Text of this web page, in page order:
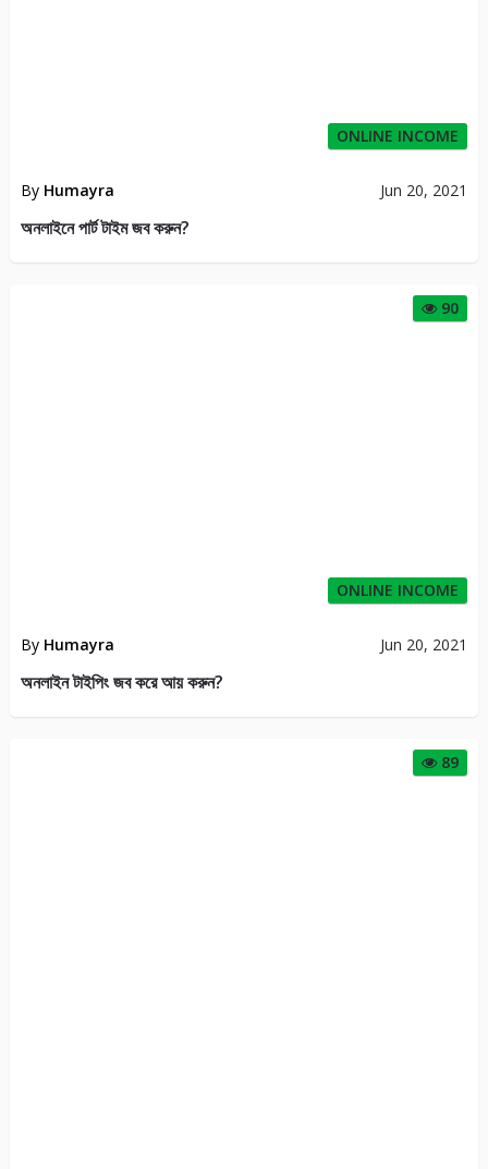
ONLINE INCOME
By Humayra Jun 20, 2021
অনলাইনে পার্ট টাইম জব করুন?
90
ONLINE INCOME
By Humayra Jun 20, 2021
অনলাইন টাইপিং জব করে আয় করুন?
89